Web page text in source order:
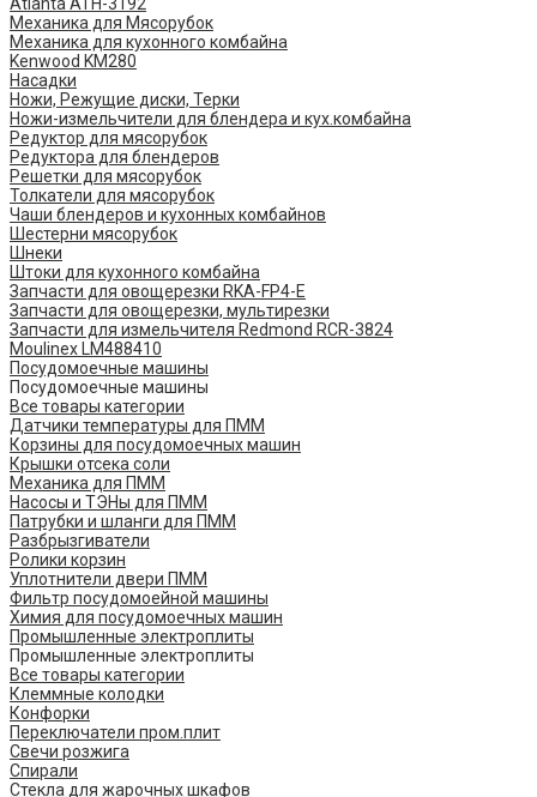
Механика для Мясорубок
Механика для кухонного комбайна
Kenwood KM280
Насадки
Ножи, Режущие диски, Терки
Ножи-измельчители для блендера и кух.комбайна
Редуктор для мясорубок
Редуктора для блендеров
Решетки для мясорубок
Толкатели для мясорубок
Чаши блендеров и кухонных комбайнов
Шестерни мясорубок
Шнеки
Штоки для кухонного комбайна
Запчасти для овощерезки RKA-FP4-E
Запчасти для овощерезки, мультирезки
Запчасти для измельчителя Redmond RCR-3824
Moulinex LM488410
Посудомоечные машины
Посудомоечные машины
Все товары категории
Датчики температуры для ПММ
Корзины для посудомоечных машин
Крышки отсека соли
Механика для ПММ
Насосы и ТЭНы для ПММ
Патрубки и шланги для ПММ
Разбрызгиватели
Ролики корзин
Уплотнители двери ПММ
Фильтр посудомоейной машины
Химия для посудомоечных машин
Промышленные электроплиты
Промышленные электроплиты
Все товары категории
Клеммные колодки
Конфорки
Переключатели пром.плит
Свечи розжига
Спирали
Стекла для жарочных шкафов